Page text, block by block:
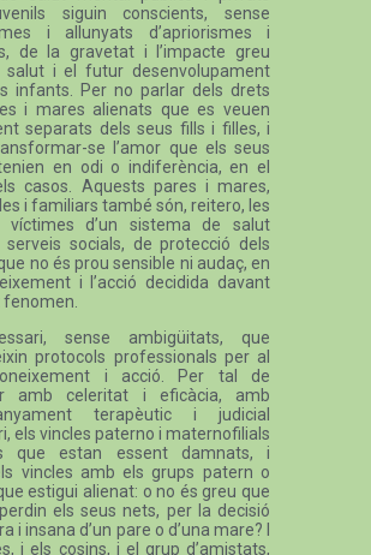
siguin conscients, sense
i allunyats d’apriorismes i
de la gravetat i l’impacte greu
salut i el futur desenvolupament
infants. Per no parlar dels drets
i mares alienats que es veuen
separats dels seus fills i filles, i
se l’amor que els seus
en odi o indiferència, en el
casos. Aquests pares i mares,
i familiars també són, reitero, les
víctimes d’un sistema de salut
socials, de protecció dels
no és prou sensible ni audaç, en
i l’acció decidida davant
fenomen.
sense ambigüitats, que
protocols professionals per al
i acció. Per tal de
amb celeritat i eficàcia, amb
terapèutic i judicial
els vincles paterno i maternofilials
que estan essent damnats, i
vincles amb els grups patern o
estigui alienat: o no és greu que
els seus nets, per la decisió
i insana d’un pare o d’una mare? I
i els cosins, i el grup d’amistats,